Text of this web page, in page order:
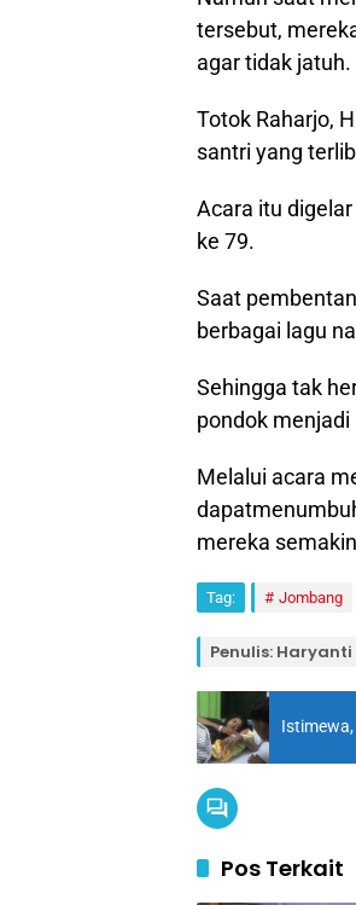
tersebut,
agar tidak jatuh.
Totok Raharjo,
santri yang
Acara itu
ke 79.
Saat
berbagai lagu
Sehingga tak
pondok
Melalui acara
mereka
Tag: Jombang
Penulis: Haryanti
Pos Terkait